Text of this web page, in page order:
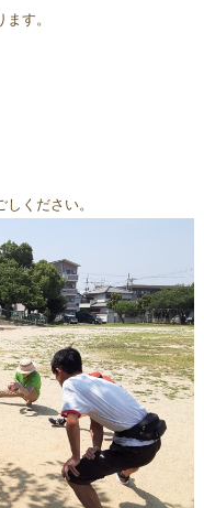
す。
ください。